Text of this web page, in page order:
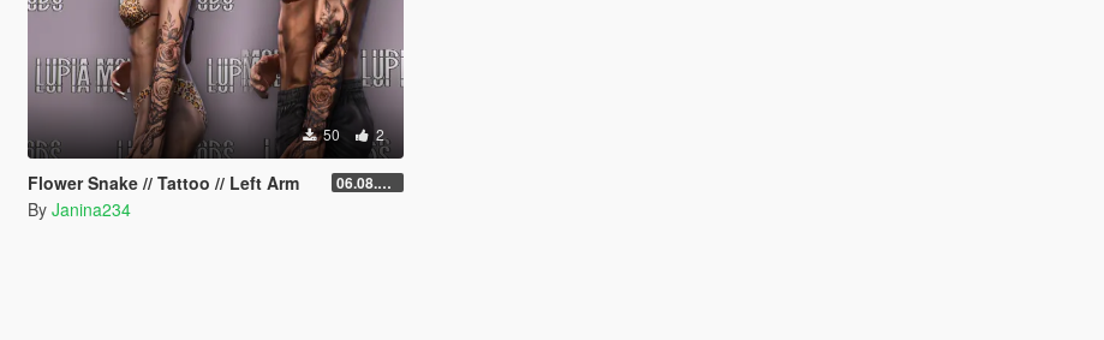
50 2
Flower Snake // Tattoo // Left Arm 06.08.2026
By Janina234